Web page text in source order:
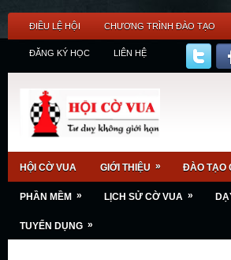
ĐIỀU LỆ HỘI CHƯƠNG TRÌNH ĐÀO TẠO
ĐĂNG KÝ HỌC LIÊN HỆ
HỘI CỜ VUA GIỚI THIỆU » ĐÀO TẠO
PHẦN MỀM » LỊCH SỬ CỜ VUA »
TUYỂN DỤNG »